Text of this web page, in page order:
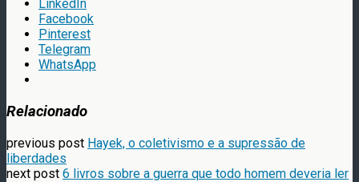
LinkedIn
Facebook
Pinterest
Telegram
WhatsApp
Relacionado
previous post Hayek, o coletivismo e a supressão de
liberdades
next post 6 livros sobre a guerra que todo homem deveria ler